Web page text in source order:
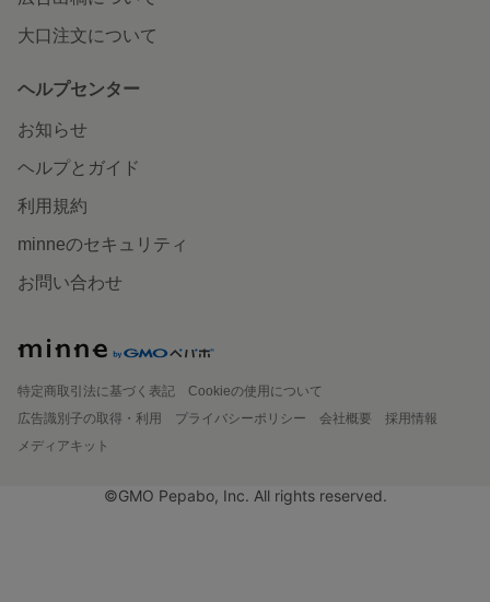
大口注文について
ヘルプセンター
お知らせ
ヘルプとガイド
利用規約
minneのセキュリティ
お問い合わせ
特定商取引法に基づく表記
Cookieの使用について
広告識別子の取得・利用
プライバシーポリシー 会社概要
採用情報
メディアキット
©GMO Pepabo, Inc. All rights reserved.